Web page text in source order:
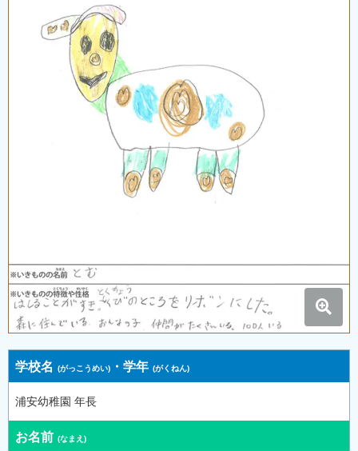
学校名 ・学年
浦安幼稚園 年長
お名前